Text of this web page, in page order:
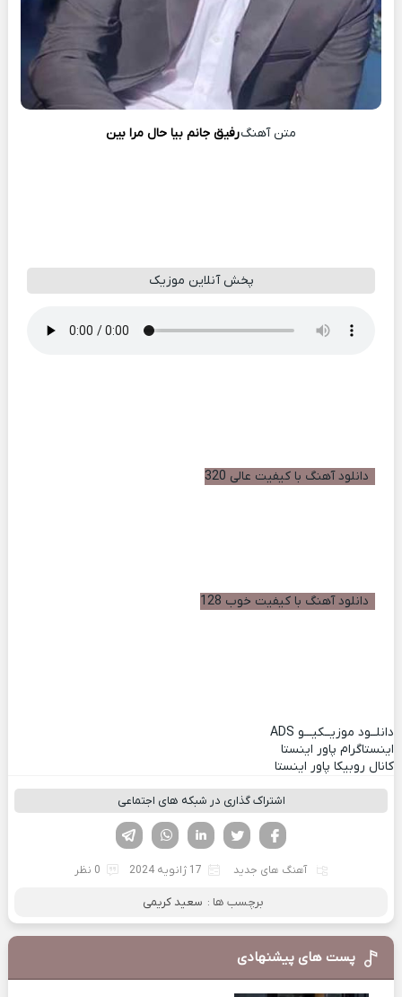
متن آهنگرفیق جانم بیا حال مرا بین
پخش آنلاین موزیک
دانلود آهنگ با کیفیت عالی 320
دانلود آهنگ با کیفیت خوب 128
دانلــود موزیــکیـــو ADS
اینستاگرام پاور اینستا
کانال روبیکا پاور اینستا
اشتراک گذاری در شبکه های اجتماعی
لینکدین تویتر
فیسوک
آهنگ های جدید 17 ژانویه 2024 0 نظر
برچسب ها : سعید کریمی
پست های پیشنهادی